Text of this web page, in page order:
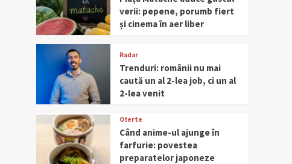
verii: pepene, porumb fiert
și cinema în aer liber
Radar
Trenduri: românii nu mai
caută un al 2-lea job, ci un al
2-lea venit
Oferte
Când anime-ul ajunge în
farfurie: povestea
preparatelor japoneze